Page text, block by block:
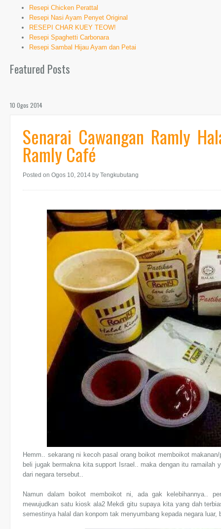
Resepi Chicken Perattal
Resepi Nasi Ayam Penyet Original
RESEPI CHAR KUEY TEOW!
Resepi Spaghetti Carbonara
Resepi Sambal Hijau Ayam dan Petai
Featured Posts
10 Ogos 2014
Senarai Cawangan Ramly
Ramly Café
Posted on Ogos 10, 2014 by Tengkubutang
Hemm.. sekarang ni kecoh pasal orang boikot memboikot
beli jugak bermakna kita support Israel.. maka dengan itu ramailah
dari negara tersebut..
Namun dalam boikot memboikot ni, ada gak kelebihannya..
mewujudkan satu kiosk ala2 Mekdi gitu supaya kita yang dah
semestinya halal dan konpom tak menyumbang kepada negara luar,